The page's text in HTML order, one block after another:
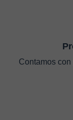
Contamos